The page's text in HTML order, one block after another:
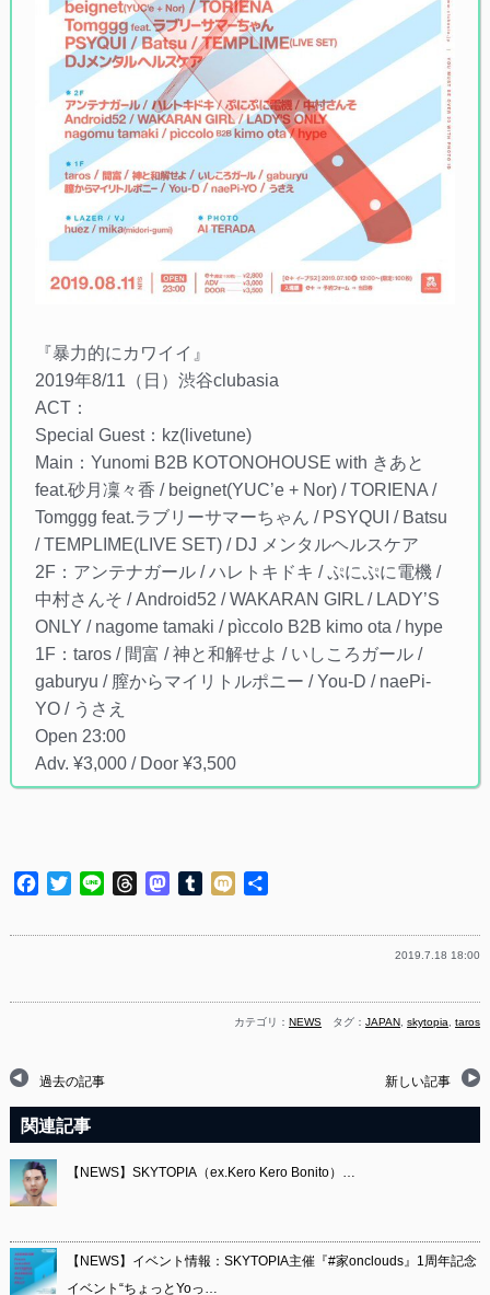
『暴力的にカワイイ』
2019年8/11（日）渋谷clubasia
ACT：
Special Guest：kz(livetune)
Main：Yunomi B2B KOTONOHOUSE with きあと
feat.砂月凜々香 / beignet(YUC’e + Nor) / TORIENA /
Tomggg feat.ラブリーサマーちゃん / PSYQUI / Batsu
/ TEMPLIME(LIVE SET) / DJ メンタルヘルスケア
2F：アンテナガール / ハレトキドキ / ぷにぷに電機 /
中村さんそ / Android52 / WAKARAN GIRL / LADY’S
ONLY / nagome tamaki / pìccolo B2B kimo ota / hype
1F：taros / 間富 / 神と和解せよ / いしころガール /
gaburyu / 膣からマイリトルポニー / You-D / naePi-
YO / うさえ
Open 23:00
Adv. ¥3,000 / Door ¥3,500
Facebook
TwitterLine ThreadsMastodon
Tumblr
Mixi
2019.7.18 18:00
カテゴリ： NEWS タグ：JAPAN,skytopia,taros
過去の記事 新しい記事
関連記事
【NEWS】SKYTOPIA（ex.Kero Kero Bonito）…
【NEWS】イベント情報：SKYTOPIA主催『#家onclouds』1周年記念
イベント“ちょっとYoっ…